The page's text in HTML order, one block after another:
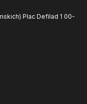
Plac Defilad 1 00-